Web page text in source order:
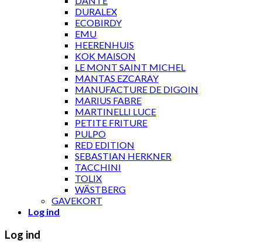
DURALEX
ECOBIRDY
EMU
HEERENHUIS
KOK MAISON
LE MONT SAINT MICHEL
MANTAS EZCARAY
MANUFACTURE DE DIGOIN
MARIUS FABRE
MARTINELLI LUCE
PETITE FRITURE
PULPO
RED EDITION
SEBASTIAN HERKNER
TACCHINI
TOLIX
WÄSTBERG
GAVEKORT
Log ind
Log ind